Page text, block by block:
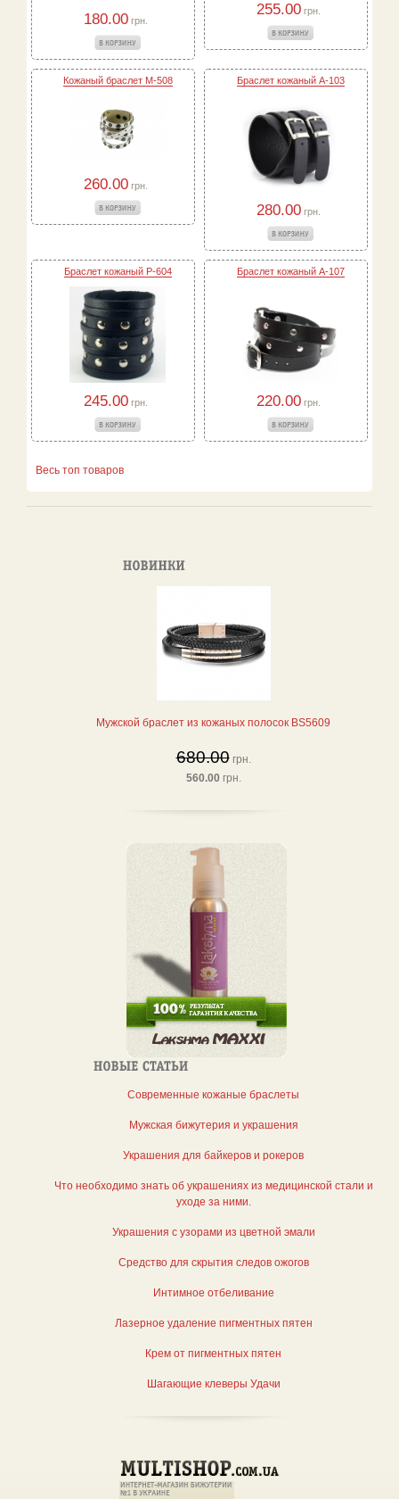
180.00грн.
255.00грн.
Кожаный браслет M-508
260.00грн.
Браслет кожаный A-103
280.00грн.
Браслет кожаный P-604
245.00грн.
Браслет кожаный A-107
220.00грн.
Весь топ товаров
Мужской браслет из кожаных полосок BS5609
680.00грн.
560.00 грн.
Современные кожаные браслеты
Мужская бижутерия и украшения
Украшения для байкеров и рокеров
Что необходимо знать об украшениях из медицинской стали и
уходе за ними.
Украшения с узорами из цветной эмали
Средство для скрытия следов ожогов
Интимное отбеливание
Лазерное удаление пигментных пятен
Крем от пигментных пятен
Шагающие клеверы Удачи